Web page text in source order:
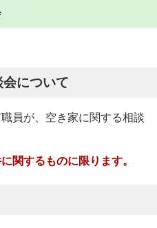
について
員が、空き家に関する相談
関するものに限ります。